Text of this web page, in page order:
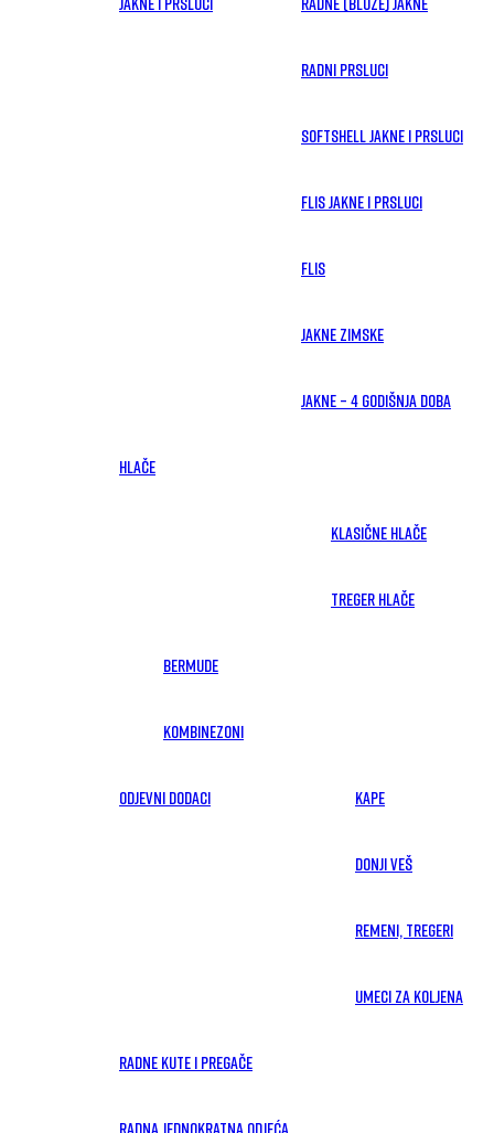
Radni prsluci
Softshell jakne i prsluci
Flis jakne i prsluci
Flis
Jakne zimske
Jakne – 4 godišnja doba
HLAČE
Klasične hlače
Treger hlače
Bermude
Kombinezoni
ODJEVNI DODACI Kape
Donji veš
Remeni, tregeri
Umeci za koljena
RADNE KUTE I PREGAČE